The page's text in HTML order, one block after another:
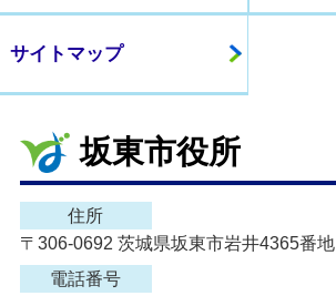
サイトマップ
坂東市役所
住所
〒306-0692 茨城県坂東市岩井4365番地
電話番号